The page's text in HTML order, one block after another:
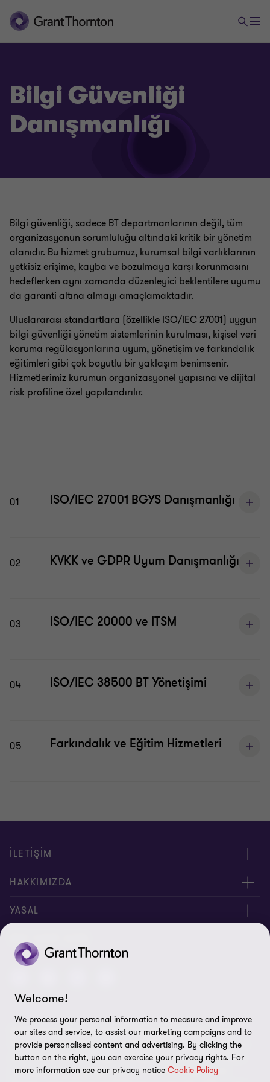
Bilgi Teknolojileri Uyum ve Denetim Hizmetleri
Bilgi Güvenliği Danışmanlığı
İş Sürekliliği ve Kriz Yönetimi Hizmetleri
Siber Güvenlik Hizmetleri
Bilgi Güvenliği
Danışmanlığı
Bilgi güvenliği, sadece BT departmanlarının değil, tüm
organizasyonun sorumluluğu altındaki kritik bir yönetim
alanıdır. Bu hizmet grubumuz, kurumsal bilgi varlıklarının
yetkisiz erişime, kayba ve bozulmaya karşı korunmasını
hedeflerken aynı zamanda düzenleyici beklentilere uyumu
da garanti altına almayı amaçlamaktadır.
Uluslararası standartlara (özellikle ISO/IEC 27001) uygun
bilgi güvenliği yönetim sistemlerinin kurulması, kişisel veri
koruma regülasyonlarına uyum, yönetişim ve farkındalık
eğitimleri gibi çok boyutlu bir yaklaşım benimsenir.
Hizmetlerimiz kurumun organizasyonel yapısına ve dijital
risk profiline özel yapılandırılır.
01 ISO/IEC 27001 BGYS Danışmanlığı
02 KVKK ve GDPR Uyum Danışmanlığı
03 ISO/IEC 20000 ve ITSM
04 ISO/IEC 38500 BT Yönetişimi
05 Farkındalık ve Eğitim Hizmetleri
İLETİŞİM
Yöneticilerimiz
Bizimle İletişime Geçin
HAKKIMIZDA
Hakkımızda
YASAL
Kişisel Verilerin Korunması Kanunu
Site Haritası
Çerez Tercihleri
BIZI TAKIP EDIN
© 2026 Grant Thornton Türkiye. Tüm hakları saklıdır. "Grant
Thornton", Grant Thornton üye firmalarının bağlı bulunduğu ve
çatısı altında denetim, vergi ve danışmanlık hizmetleri verdikleri
markaya işaret etmektedir. Grant Thornton Türkiye, Grant
Welcome!
We process your personal information to measure and improve
our sites and service, to assist our marketing campaigns and to
provide personalised content and advertising. By clicking the
button on the right, you can exercise your privacy rights. For
more information see our privacy notice Cookie Policy